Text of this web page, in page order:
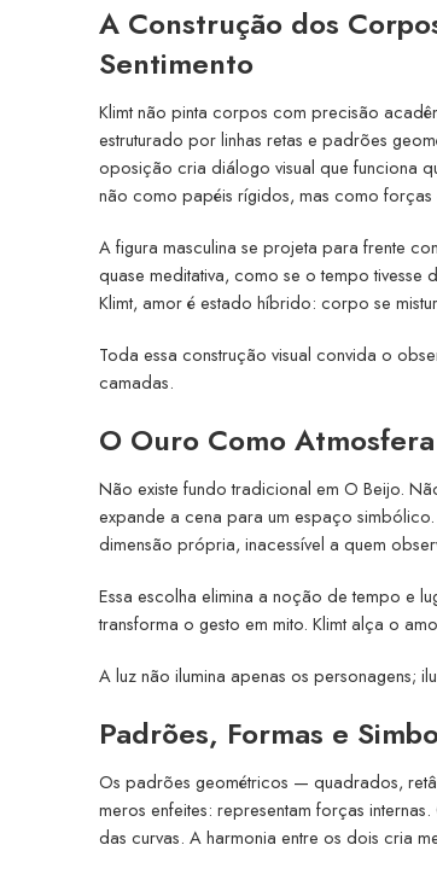
A Construção dos
Sentimento
Klimt não pinta corpos com precisão
estruturado por linhas retas e padrões
oposição cria diálogo visual que funciona
não como papéis rígidos, mas como forças
A figura masculina se projeta para frente
quase meditativa, como se o tempo
Klimt, amor é estado híbrido: corpo se
Toda essa construção visual convida o
camadas.
O Ouro Como
Não existe fundo tradicional em O Beijo.
expande a cena para um espaço
dimensão própria, inacessível a quem
Essa escolha elimina a noção de tempo e
transforma o gesto em mito. Klimt alça o
A luz não ilumina apenas os personagens;
Padrões, Formas e
Os padrões geométricos — quadrados,
meros enfeites: representam forças
das curvas. A harmonia entre os dois cria